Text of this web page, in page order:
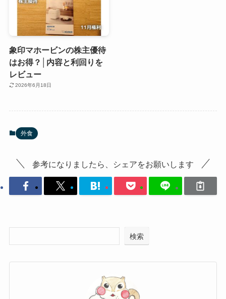
象印マホービンの株主優待
はお得？│内容と利回りを
レビュー
2026年6月18日
外食
参考になりましたら、シェアをお願いします
検索